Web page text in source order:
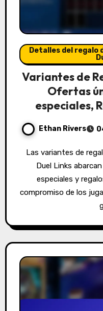
Detalles del regalo
Variantes de
Ofertas
especiales,
Ethan Rivers
Las variantes de regalos de campaña en Yu-Gi-Oh!
Duel Links
especiales y
compromiso de los